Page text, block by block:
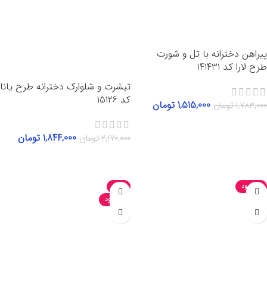
پیراهن دخترانه با تل و شورت
طرح لارا کد 141431
1,783,000تومان 1,515,000 تومان
تیشرت و شلوارک دخترانه طرح یانا
کد 15126
2,170,000تومان 1,844,000 تومان
ناموجود
-15%
ناموجود